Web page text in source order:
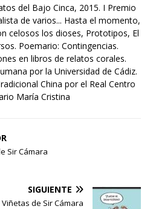
del Bajo Cinca, 2015. I Premio
de varios... Hasta el momento,
celosos los dioses, Prototipos, El
Poemario: Contingencias.
en libros de relatos corales.
por la Universidad de Cádiz.
China por el Real Centro
María Cristina
Sir Cámara
SIGUIENTE
Viñetas de Sir Cámara